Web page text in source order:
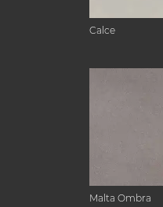
Calce
Malta Ombra